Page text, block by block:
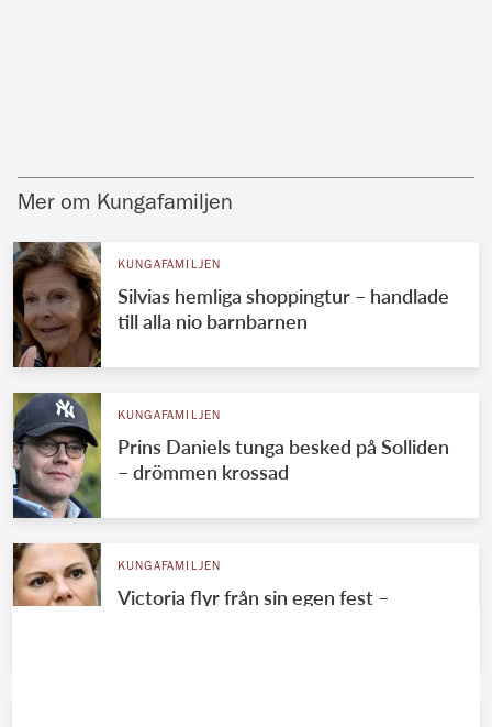
Mer om Kungafamiljen
KUNGAFAMILJEN
Silvias hemliga shoppingtur – handlade
till alla nio barnbarnen
KUNGAFAMILJEN
Prins Daniels tunga besked på Solliden
– drömmen krossad
KUNGAFAMILJEN
Victoria flyr från sin egen fest –